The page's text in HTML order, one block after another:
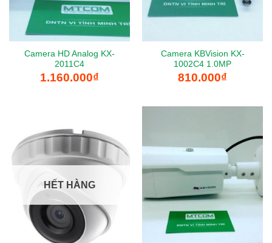
Camera HD Analog KX-
2011C4
1.160.000₫
Camera KBVision KX-
1002C4 1.0MP
810.000₫
HẾT HÀNG